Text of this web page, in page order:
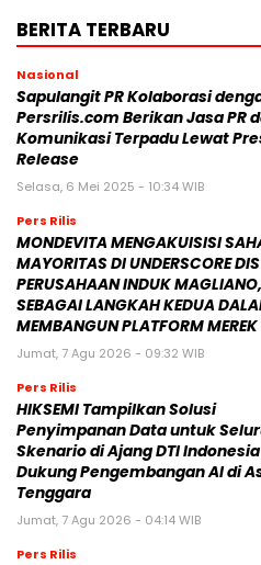
BERITA TERBARU
Nasional
Sapulangit PR Kolaborasi
Persrilis.com Berikan Jasa PR
Komunikasi Terpadu Lewat
Release
Selasa, 6 Mei 2025 - 10:34 WIB
Pers Rilis
MONDEVITA MENGAKUISISI
MAYORITAS DI UNDERSCORE
PERUSAHAAN INDUK MAGLIANO,
SEBAGAI LANGKAH KEDUA
MEMBANGUN PLATFORM
Jumat, 7 Agu 2026 - 09:32 WIB
Pers Rilis
HIKSEMI Tampilkan Solusi
Penyimpanan Data untuk
Skenario di Ajang DTI
Dukung Pengembangan AI di
Tenggara
Jumat, 7 Agu 2026 - 04:14 WIB
Pers Rilis